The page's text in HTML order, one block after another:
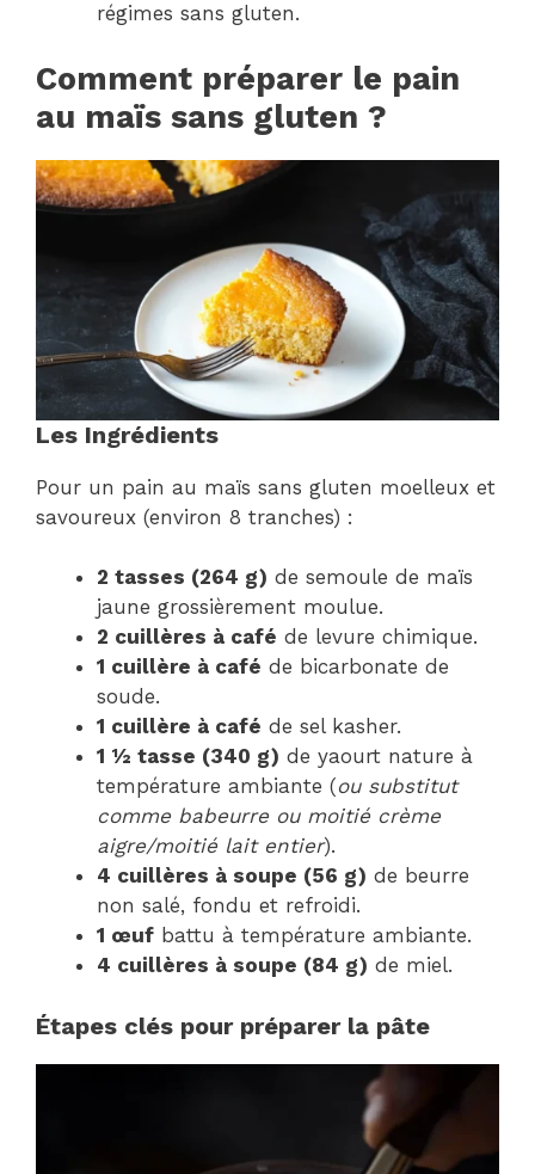
régimes sans gluten.
Comment préparer le pain
au maïs sans gluten ?
Les Ingrédients
Pour un pain au maïs sans gluten moelleux et
savoureux (environ 8 tranches) :
2 tasses (264 g) de semoule de maïs
jaune grossièrement moulue.
2 cuillères à café de levure chimique.
1 cuillère à café de bicarbonate de
soude.
1 cuillère à café de sel kasher.
1 ½ tasse (340 g) de yaourt nature à
température ambiante (ou substitut
comme babeurre ou moitié crème
aigre/moitié lait entier).
4 cuillères à soupe (56 g) de beurre
non salé, fondu et refroidi.
1 œuf battu à température ambiante.
4 cuillères à soupe (84 g) de miel.
Étapes clés pour préparer la pâte